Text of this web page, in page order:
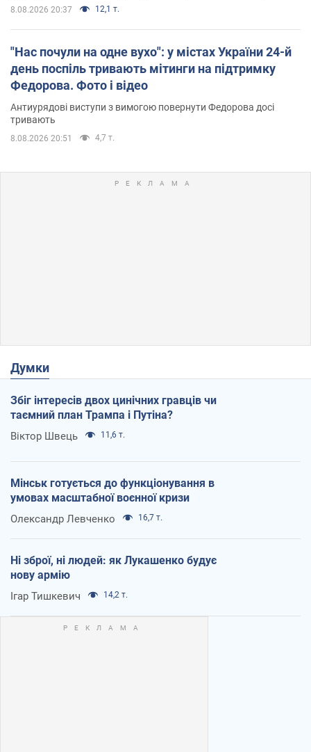
8.08.2026 20:37 12,1 т.
"Нас почули на одне вухо": у містах України 24-й
день поспіль тривають мітинги на підтримку
Федорова. Фото і відео
Антиурядові виступи з вимогою повернути Федорова досі
тривають
8.08.2026 20:51 4,7 т.
Думки
Збіг інтересів двох цинічних гравців чи
таємний план Трампа і Путіна?
Віктор Швець 11,6 т.
Мінськ готується до функціонування в
умовах масштабної воєнної кризи
Олександр Левченко 16,7 т.
Ні зброї, ні людей: як Лукашенко будує
нову армію
Ігар Тишкевич 14,2 т.